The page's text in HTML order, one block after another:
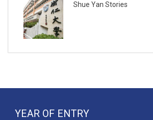
Shue Yan Stories
YEAR OF ENTRY